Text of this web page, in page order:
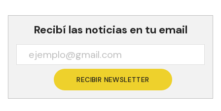
Recibí las noticias en tu email
RECIBIR NEWSLETTER